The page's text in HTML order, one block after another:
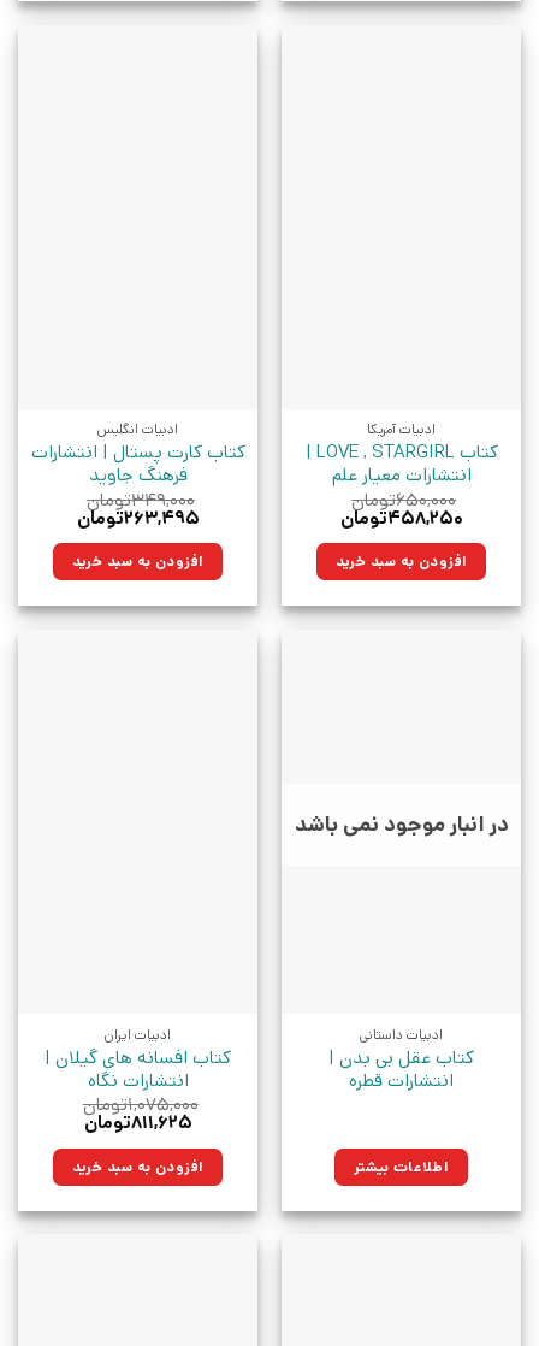
ادبیات آمریکا
کتاب LOVE , STARGIRL |
انتشارات معیار علم
۶۵۰,۰۰۰تومان
قیمت
۶۵۰,۰۰۰تومان
بود.
۴۵۸,۲۵۰تومان
۴۵۸,۲۵۰تومان.افزودن به سبد خرید
ادبیات انگلیس
کتاب کارت پستال | انتشارات
فرهنگ جاوید
۳۴۹,۰۰۰تومان
قیمت
۳۴۹,۰۰۰تومان
بود.
۲۶۳,۴۹۵تومان
۲۶۳,۴۹۵تومان.افزودن به سبد خرید
در انبار موجود نمی باشد
ادبیات داستانی
کتاب عقل بی بدن |
انتشارات قطره
اطلاعات بیشتر
ادبیات ایران
کتاب افسانه های گیلان |
انتشارات نگاه
۱,۰۷۵,۰۰۰تومان
قیمت
۱,۰۷۵,۰۰۰تومان
بود.
۸۱۱,۶۲۵تومانقیمت
۸۱۱,۶۲۵تومان.افزودن به سبد خرید